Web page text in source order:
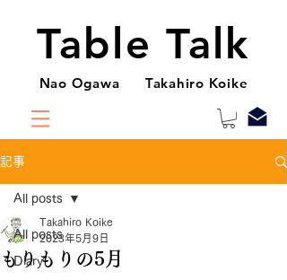
Table Talk
Nao Ogawa Takahiro Koike
記事
All posts
Diary
All posts
もりもりの5月
Takahiro Koike
2023年5月9日